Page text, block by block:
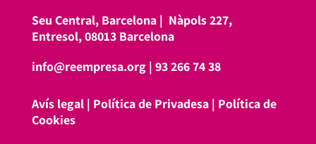
Seu Central, Barcelona | Nàpols 227,
Entresol, 08013 Barcelona
info@reempresa.org| 93 266 74 38
Avís legal| Política de Privadesa| Política de
Cookies